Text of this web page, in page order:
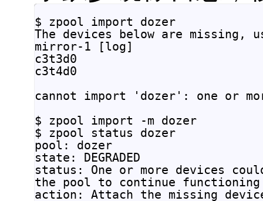
$ zpool import dozer
The devices below are missing,
mirror-1 [log]
c3t3d0
c3t4d0
cannot import 'dozer': one or
$ zpool import -m dozer
$ zpool status dozer
pool: dozer
state: DEGRADED
status: One or more devices
the pool to continue
action: Attach the missing